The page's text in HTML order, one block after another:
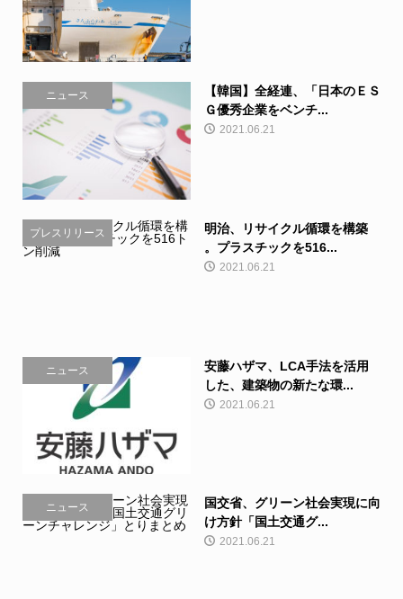
ニュース
【韓国】全経連、「日本のＥＳ
Ｇ優秀企業をベンチ...
2021.06.21
プレスリリース
明治、リサイクル循環を構築
。プラスチックを516...
2021.06.21
ニュース
安藤ハザマ、LCA手法を活用
した、建築物の新たな環...
2021.06.21
ニュース
国交省、グリーン社会実現に向
け方針「国土交通グ...
2021.06.21